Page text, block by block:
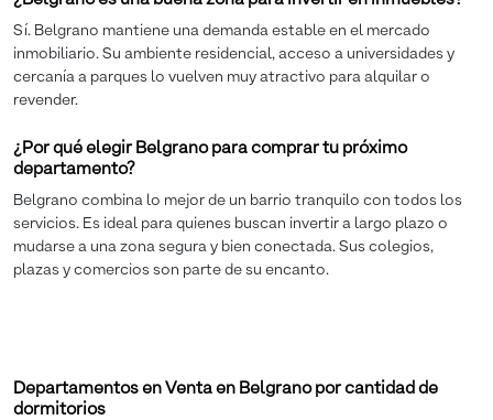
Sí. Belgrano mantiene una demanda estable en el mercado
inmobiliario. Su ambiente residencial, acceso a universidades y
cercanía a parques lo vuelven muy atractivo para alquilar o
revender.
¿Por qué elegir Belgrano para comprar tu próximo
departamento?
Belgrano combina lo mejor de un barrio tranquilo con todos los
servicios. Es ideal para quienes buscan invertir a largo plazo o
mudarse a una zona segura y bien conectada. Sus colegios,
plazas y comercios son parte de su encanto.
Departamentos en Venta en Belgrano por cantidad de
dormitorios